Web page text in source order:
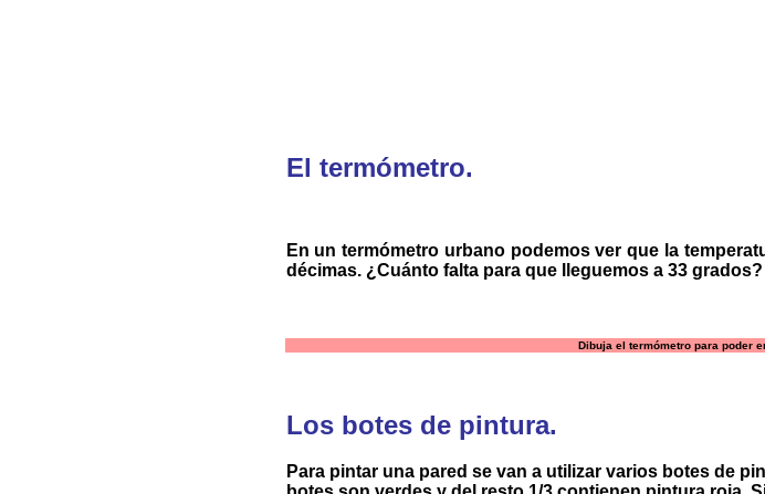
El termómetro.
En un termómetro urbano podemos ver que la
décimas. ¿Cuánto falta para que lleguemos a 33 grados?
Dibuja el termómetro para poder
Los botes de pintura.
Para pintar una pared se van a utilizar varios botes de